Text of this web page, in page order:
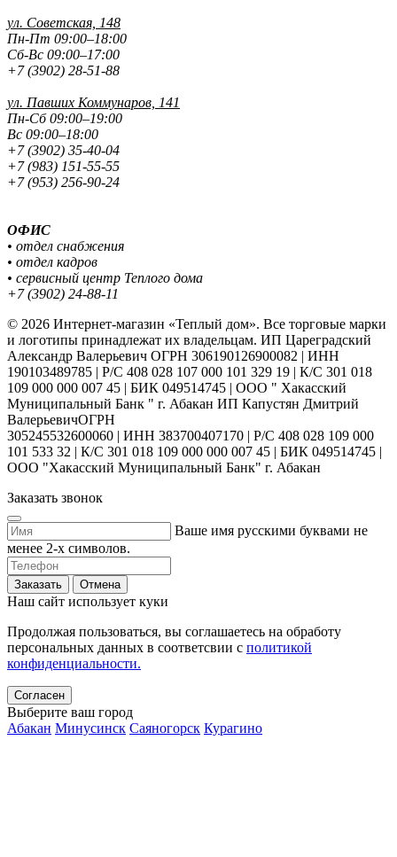
ул. Советская, 148
Пн-Пт 09:00–18:00
Сб-Вс 09:00–17:00
+7 (3902) 28-51-88
ул. Павших Коммунаров, 141
Пн-Сб 09:00–19:00
Вс 09:00–18:00
+7 (3902) 35-40-04
+7 (983) 151-55-55
+7 (953) 256-90-24
ОФИС
• отдел снабжения
• отдел кадров
• сервисный центр Теплого дома
+7 (3902) 24-88-11
© 2026 Интернет-магазин «Теплый дом». Все торговые марки
и логотипы принадлежат их владельцам. ИП Цареградский
Александр Валерьевич ОГРН 306190126900082 | ИНН
190103489785 | Р/С 408 028 107 000 101 329 19 | К/С 301 018
109 000 000 007 45 | БИК 049514745 | ООО " Хакасский
Муниципальный Банк " г. Абакан ИП Капустян Дмитрий
ВалерьевичОГРН
305245532600060 | ИНН 383700407170 | Р/С 408 028 109 000
101 533 32 | К/С 301 018 109 000 000 007 45 | БИК 049514745 |
ООО "Хакасский Муниципальный Банк" г. Абакан
Заказать звонок
Ваше имя русскими буквами не
менее 2-х символов.
Заказать Отмена
Наш сайт использует куки
Продолжая пользоваться, вы соглашаетесь на обработу
персональных данных в соответсвии с политикой
конфиденциальности.
Согласен
Выберите ваш город
Абакан Минусинск Саяногорск Курагино